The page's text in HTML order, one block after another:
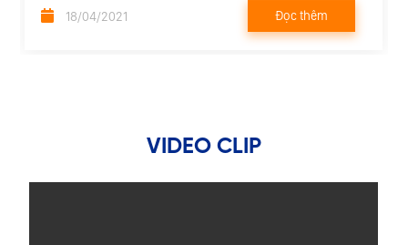
18/04/2021 Đọc thêm
VIDEO CLIP